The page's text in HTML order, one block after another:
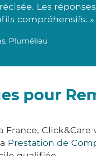
Les
compréhensifs. »
Pluméliau
pour
Click&Care
Prestation de